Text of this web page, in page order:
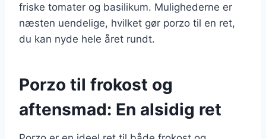
friske tomater og basilikum. Mulighederne er
næsten uendelige, hvilket gør porzo til en ret,
du kan nyde hele året rundt.
Porzo til frokost og
aftensmad: En alsidig ret